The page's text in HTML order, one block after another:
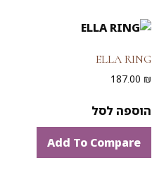
ELLA RING
187.00 ₪
הוספה לסל
Add To Compare